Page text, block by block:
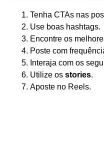
Tenha CTAs nas
Use boas hashtags.
Encontre os
Poste com
Interaja com os
Utilize os stories.
Aposte no Reels.